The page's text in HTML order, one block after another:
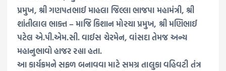
પ્રમુખ, શ્રી ગણપતભાઈ માહલા જિલ્લા ભાજપા મહામંત્રી, શ્રી
શાંતીલાલ ભાક્ત – માજિ કિશાન મોરચા પ્રમુખ, શ્રી મણિભાઈ
પટેલ એ.પી.એમ.સી. વાઈસ ચેરમેન, વાંસદા તેમજ અન્ય
મહાનુભાવો હાજર રહ્યા હતા.
આ કાર્યક્રમને સફળ બનાવવા માટે સમગ્ર તાલુકા વહિવટી તંત્ર